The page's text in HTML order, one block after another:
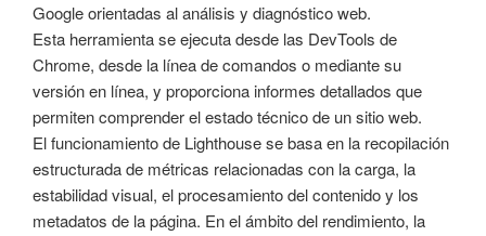
Google orientadas al análisis y diagnóstico web.
Esta herramienta se ejecuta desde las DevTools de
Chrome, desde la línea de comandos o mediante su
versión en línea, y proporciona informes detallados que
permiten comprender el estado técnico de un sitio web.
El funcionamiento de Lighthouse se basa en la recopilación
estructurada de métricas relacionadas con la carga, la
estabilidad visual, el procesamiento del contenido y los
metadatos de la página. En el ámbito del rendimiento, la